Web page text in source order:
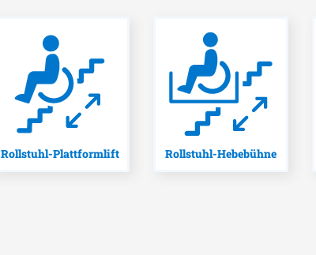
Rollstuhl-Plattformlift Rollstuhl-Hebebühne